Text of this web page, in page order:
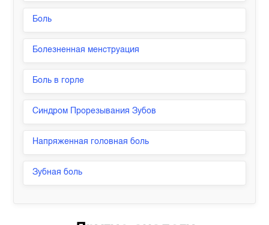
Боль
Болезненная менструация
Боль в горле
Синдром Прорезывания Зубов
Напряженная головная боль
Зубная боль